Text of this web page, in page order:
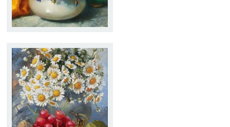
MARGARITAS
Tamaño: 27 x 35
Técnica: Óleo